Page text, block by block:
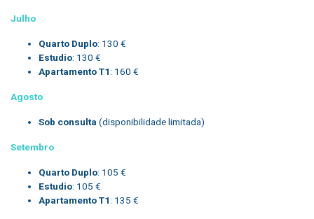
Julho
Quarto Duplo: 130 €
Estudio: 130 €
Apartamento T1: 160 €
Agosto
Sob consulta (disponibilidade limitada)
Setembro
Quarto Duplo: 105 €
Estudio: 105 €
Apartamento T1: 135 €